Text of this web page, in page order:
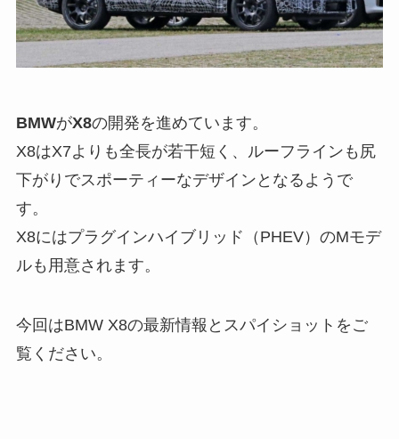
BMWがX8の開発を進めています。
X8はX7よりも全長が若干短く、ルーフラインも尻
下がりでスポーティーなデザインとなるようで
す。
X8にはプラグインハイブリッド（PHEV）のMモデ
ルも用意されます。
今回はBMW X8の最新情報とスパイショットをご
覧ください。